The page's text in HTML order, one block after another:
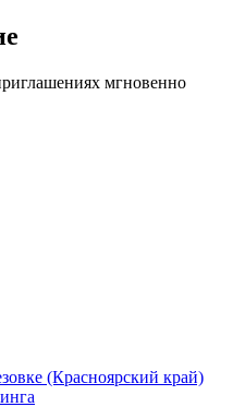
мгновенно
(Красноярский край)